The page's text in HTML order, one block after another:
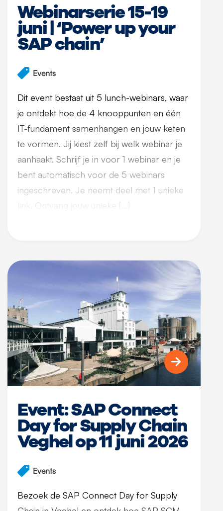
Webinarserie 15-19
juni | ‘Power up your
SAP chain’
Events
Dit event bestaat uit 5 lunch-webinars, waar
je ontdekt hoe de 4 knooppunten en één
IT-fundament samenhangen en jouw keten
te vormen. Jij kiest zelf bij welk webinar je
aanhaakt. Schrijf je in voor 1 webinar en je
bent automatisch voor de 5 webinars
ingeschreven. Je neemt deel met 1 unieke
link. Ontvang jouw unieke […]
Event: SAP Connect
Day for Supply Chain
Veghel op 11 juni 2026
Events
Bezoek de SAP Connect Day for Supply